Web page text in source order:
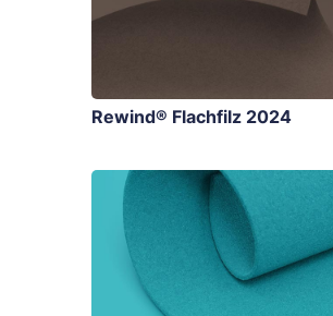
Rewind® Flachfilz 2024